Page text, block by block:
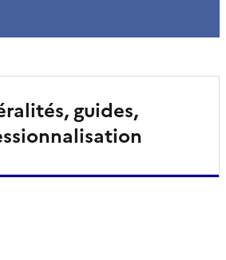
guides,